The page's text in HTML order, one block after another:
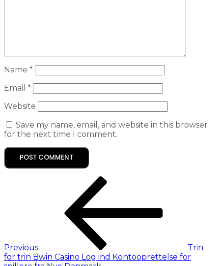
Name *
Email *
Website
Save my name, email, and website in this browser
for the next time I comment.
Previous
Trin
for trin Bwin Casino Log ind Kontooprettelse for